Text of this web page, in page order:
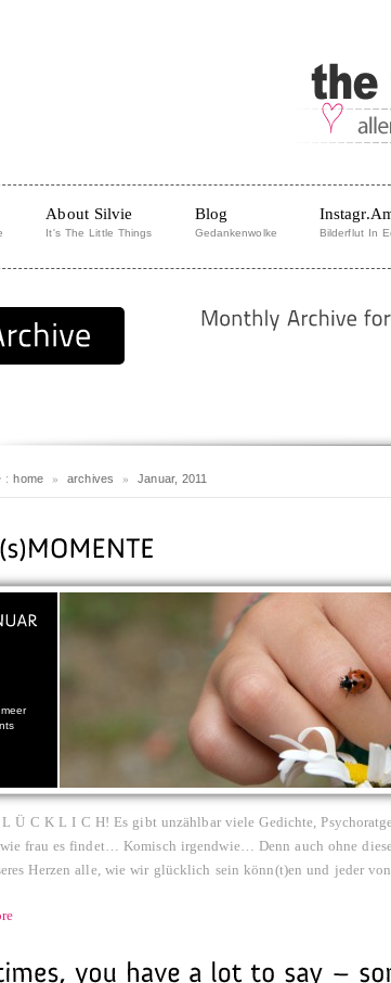
About Silvie
It's The Little Things
Blog
Gedankenwolke Bilderflut In
: home » archives » Januar, 2011
Ü C K L I C H! Es gibt unzählbar viele Gedichte,
frau es findet… Komisch irgendwie… Denn auch ohne
Herzen alle, wie wir glücklich sein könn(t)en und jeder